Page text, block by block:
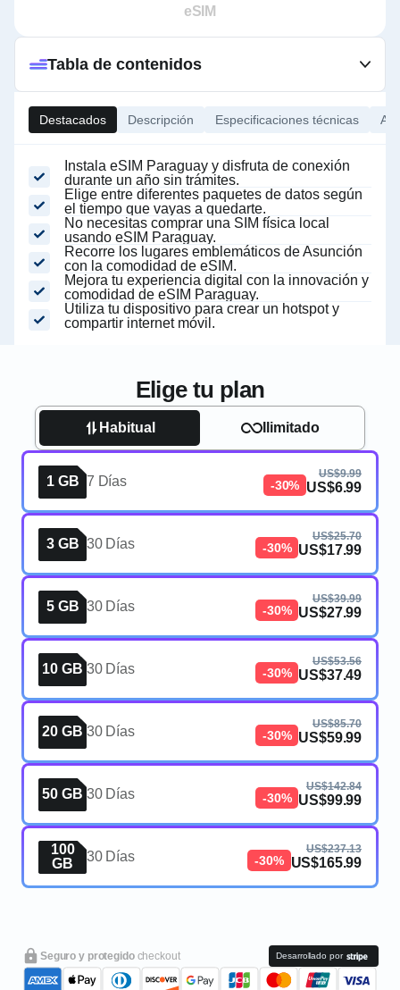
eSIM
Destacados Descripción Especificaciones técnicas
Instala eSIM Paraguay y disfruta de conexión
durante un año sin trámites.
Elige entre diferentes paquetes de datos según
el tiempo que vayas a quedarte.
No necesitas comprar una SIM física local
usando eSIM Paraguay.
Recorre los lugares emblemáticos de Asunción
con la comodidad de eSIM.
Mejora tu experiencia digital con la innovación y
comodidad de eSIM Paraguay.
Utiliza tu dispositivo para crear un hotspot y
compartir internet móvil.
Tabla de contenidos
Elige tu plan
Habitual Ilimitado
1 GB 7 Días -30%
US$9.99
US$6.99
3 GB 30 Días -30%
US$25.70
US$17.99
5 GB 30 Días -30%
US$39.99
US$27.99
10 GB 30 Días -30%
US$53.56
US$37.49
20 GB 30 Días -30%
US$85.70
US$59.99
50 GB 30 Días -30%
US$142.84
US$99.99
100
GB
30 Días -30%
US$237.13
US$165.99
Seguro y protegido checkout Desarrollado por